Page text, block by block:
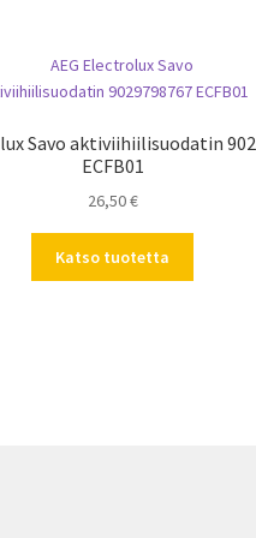
Savo aktiviihiilisuodatin
ECFB01
26,50€
Katso tuotetta